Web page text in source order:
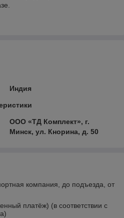
Индия
ООО «ТД Комплект», г.
Минск, ул. Кнорина, д. 50
компания, до подъезда, от
платёж) (в соответствии с